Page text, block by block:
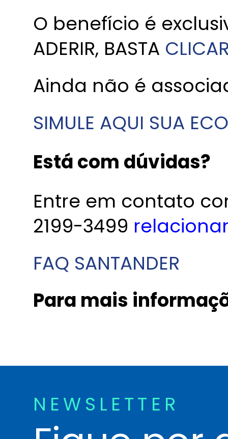
O benefício é
ADERIR, BASTA
Ainda não é
SIMULE AQUI SUA
Está com dúvidas?
Entre em contato
2199-3499
FAQ SANTANDER
Para mais
NEWSLETTER